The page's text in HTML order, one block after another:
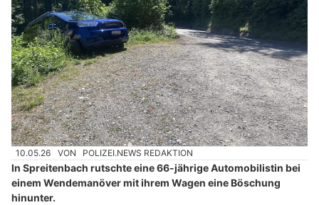
10.05.26 VON POLIZEI.NEWS REDAKTION
In Spreitenbach rutschte eine 66-jährige Automobilistin bei
einem Wendemanöver mit ihrem Wagen eine Böschung
hinunter.